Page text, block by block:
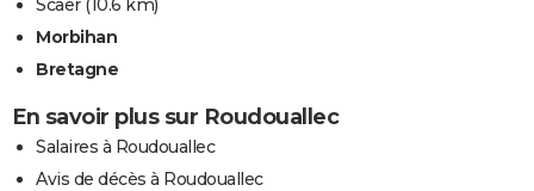
Morbihan
Bretagne
En savoir plus sur Roudouallec
Salaires à Roudouallec
Avis de décès à Roudouallec